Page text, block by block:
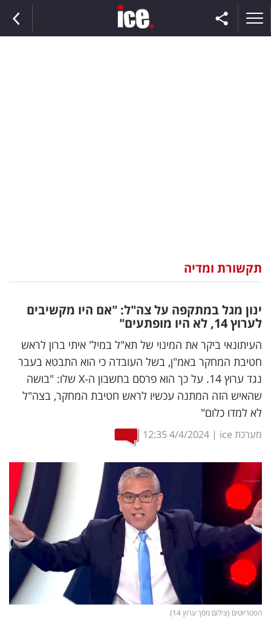
וצרכנות
דיגיטל
וטק
שיווק
ופרסום
משפט
ומחקרים
דעות
רכילות
עסקית
קריפטו
ויראלי
תקשורת ומדיה
ינון מגל במתקפה על צה"ל: "אם היו מקשיבים
לערוץ 14, לא היו מופתעים"
העיתונאי ביקר את המינוי של תא"ל במיל' איתי ברון לראש
חטיבת המחקר באמ"ן, בשל העובדה כי הוא התבטא בעבר
נגד ערוץ 14. על כך הוא פרסם בחשבון ה-X שלו: "בושה
שהאיש הזה המתנה עכשיו לראש חטיבת המחקר, בצה"ל
לא למדו כלום"
מערכת ice |
4/4/2024
12:35
הפטריוטים (צילום מסך ערוץ 14)